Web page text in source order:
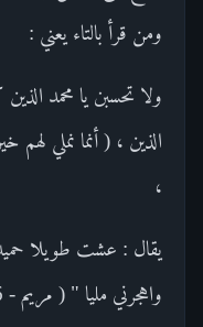
ومن قرأ بالتاء يعني :
ولا تحسبن يا محمد
الذين ، ( أنما نملي لهم
،
يقال : عشت طويلا
واهجرني مليا " ( مريم - 46 ) أي :